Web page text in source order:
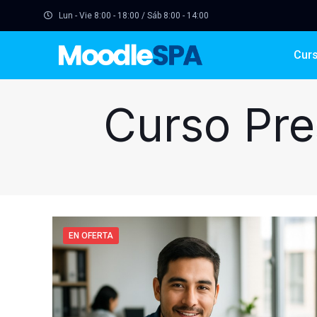
Lun - Vie 8:00 - 18:00 / Sáb 8:00 - 14:00
Curso
EN OFERTA